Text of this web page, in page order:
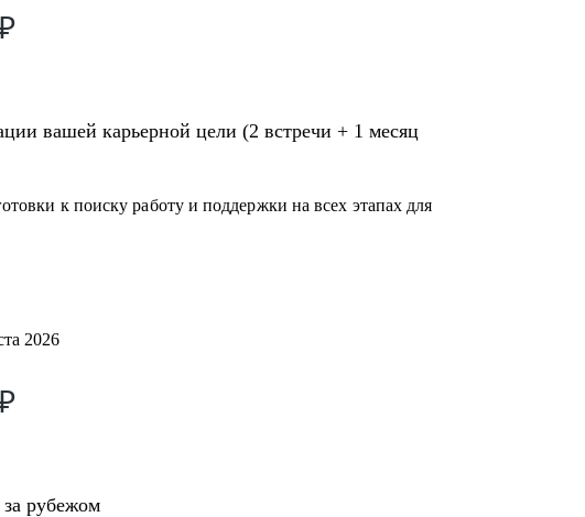
вашей карьерной цели (2 встречи + 1 месяц
к поиску работу и поддержки на всех этапах для
2026
за рубежом